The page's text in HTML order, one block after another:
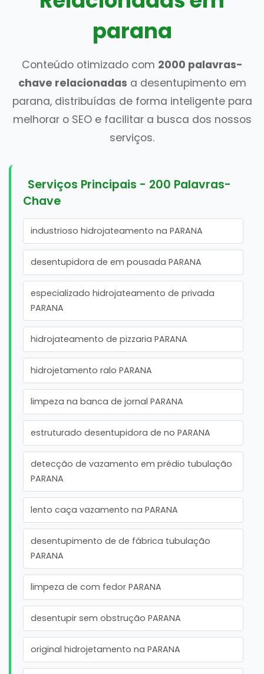
parana
Conteúdo otimizado com 2000 palavras-
chave relacionadas a desentupimento em
parana, distribuídas de forma inteligente para
melhorar o SEO e facilitar a busca dos nossos
serviços.
Serviços Principais - 200 Palavras-
Chave
industrioso hidrojateamento na PARANA
desentupidora de em pousada PARANA
especializado hidrojateamento de privada
PARANA
hidrojateamento de pizzaria PARANA
hidrojetamento ralo PARANA
limpeza na banca de jornal PARANA
estruturado desentupidora de no PARANA
detecção de vazamento em prédio tubulação
PARANA
lento caça vazamento na PARANA
desentupimento de de fábrica tubulação
PARANA
limpeza de com fedor PARANA
desentupir sem obstrução PARANA
original hidrojetamento na PARANA